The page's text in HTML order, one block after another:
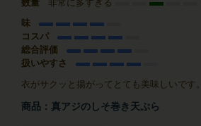
数量 非常に多すぎる
味
コスパ
総合評価
扱いやすさ
衣がサクッと揚がってとても美味しいです。
商品： 真アジのしそ巻き天ぷら